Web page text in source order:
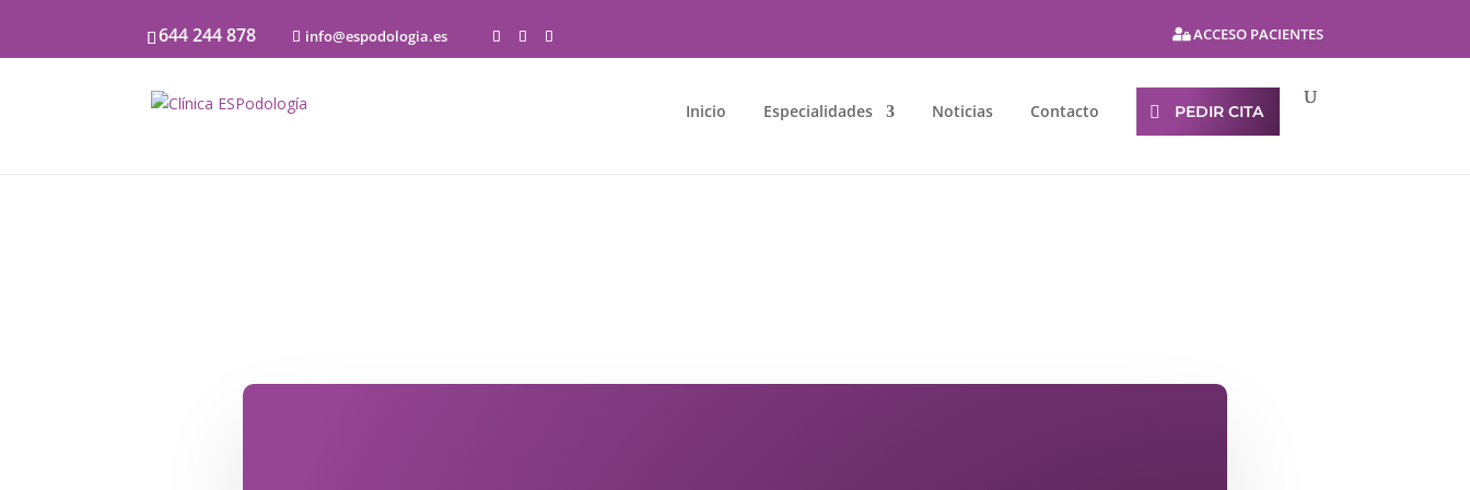
644 244 878 info@espodologia.es ACCESO PACIENTES
Inicio Especialidades Noticias Contacto PEDIR CITA